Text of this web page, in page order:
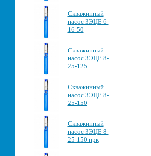
Скважинный
насос 3ЭЦВ 6-
16-50
Скважинный
насос 3ЭЦВ 8-
25-125
Скважинный
насос 3ЭЦВ 8-
25-150
Скважинный
насос 3ЭЦВ 8-
25-150 нрк